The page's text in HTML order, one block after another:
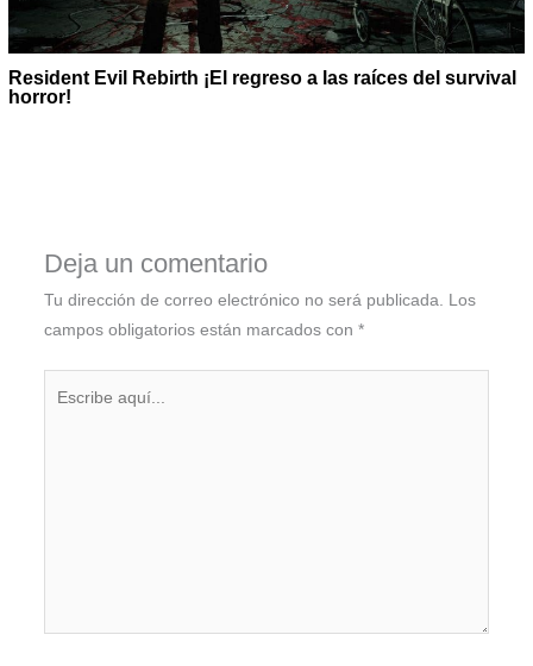
Resident Evil Rebirth ¡El regreso a las raíces del survival
horror!
Deja un comentario
Tu dirección de correo electrónico no será publicada. Los
campos obligatorios están marcados con *